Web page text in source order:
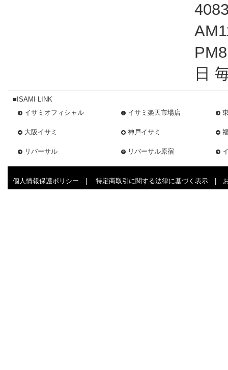
日
■ISAMI LINK
イサミオフィシャル
イサミ楽天市場店
大阪イサミ 神戸イサミ
リバーサル リバーサル原宿
個人情報保護ポリシー 特定商取引に関する法律に基づく表示